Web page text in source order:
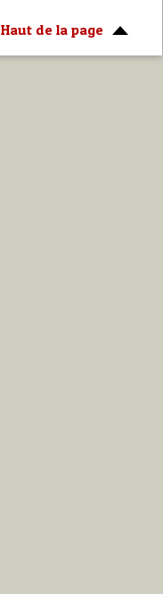
Haut de la page